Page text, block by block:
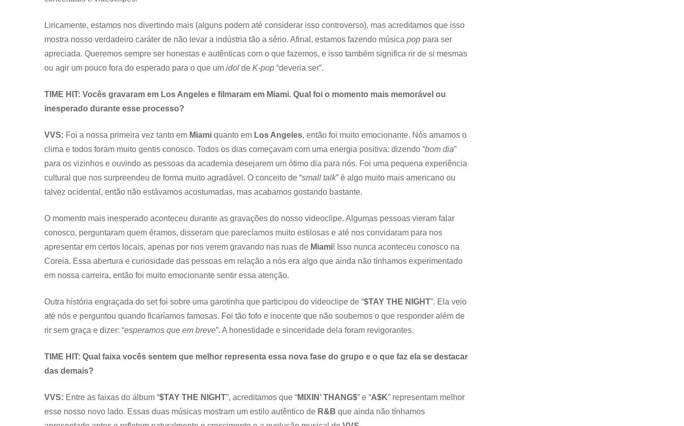
Liricamente, estamos nos divertindo mais (alguns podem até considerar isso controverso), mas acreditamos que isso
mostra nosso verdadeiro caráter de não levar a indústria tão a sério. Afinal, estamos fazendo música pop para ser
apreciada. Queremos sempre ser honestas e autênticas com o que fazemos, e isso também significa rir de si mesmas
ou agir um pouco fora do esperado para o que um idol de K-pop “deveria ser”.
TIME HIT: Vocês gravaram em Los Angeles e filmaram em Miami. Qual foi o momento mais memorável ou
inesperado durante esse processo?
VVS: Foi a nossa primeira vez tanto em Miami quanto em Los Angeles, então foi muito emocionante. Nós amamos o
clima e todos foram muito gentis conosco. Todos os dias começavam com uma energia positiva: dizendo “bom dia”
para os vizinhos e ouvindo as pessoas da academia desejarem um ótimo dia para nós. Foi uma pequena experiência
cultural que nos surpreendeu de forma muito agradável. O conceito de “small talk” é algo muito mais americano ou
talvez ocidental, então não estávamos acostumadas, mas acabamos gostando bastante.
O momento mais inesperado aconteceu durante as gravações do nosso videoclipe. Algumas pessoas vieram falar
conosco, perguntaram quem éramos, disseram que parecíamos muito estilosas e até nos convidaram para nos
apresentar em certos locais, apenas por nos verem gravando nas ruas de Miami! Isso nunca aconteceu conosco na
Coreia. Essa abertura e curiosidade das pessoas em relação a nós era algo que ainda não tínhamos experimentado
em nossa carreira, então foi muito emocionante sentir essa atenção.
Outra história engraçada do set foi sobre uma garotinha que participou do videoclipe de “$TAY THE NIGHT”. Ela veio
até nós e perguntou quando ficaríamos famosas. Foi tão fofo e inocente que não soubemos o que responder além de
rir sem graça e dizer: “esperamos que em breve”. A honestidade e sinceridade dela foram revigorantes.
TIME HIT: Qual faixa vocês sentem que melhor representa essa nova fase do grupo e o que faz ela se destacar
das demais?
VVS: Entre as faixas do álbum “$TAY THE NIGHT”, acreditamos que “MIXIN’ THANG$” e “A$K” representam melhor
esse nosso novo lado. Essas duas músicas mostram um estilo autêntico de R&B que ainda não tínhamos